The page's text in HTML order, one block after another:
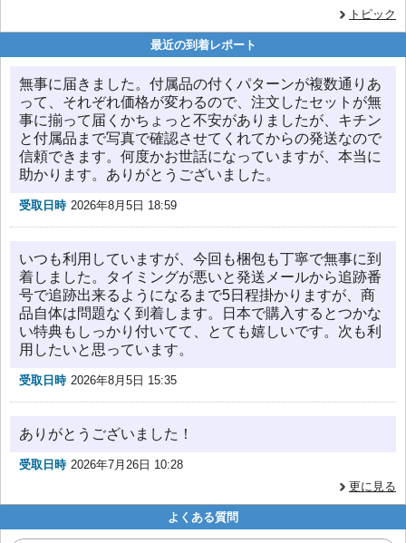
トピック
最近の到着レポート
無事に届きました。付属品の付くパターンが複数通りあ
って、それぞれ価格が変わるので、注文したセットが無
事に揃って届くかちょっと不安がありましたが、キチン
と付属品まで写真で確認させてくれてからの発送なので
信頼できます。何度かお世話になっていますが、本当に
助かります。ありがとうございました。
受取日時 2026年8月5日 18:59
いつも利用していますが、今回も梱包も丁寧で無事に到
着しました。タイミングが悪いと発送メールから追跡番
号で追跡出来るようになるまで5日程掛かりますが、商
品自体は問題なく到着します。日本で購入するとつかな
い特典もしっかり付いてて、とても嬉しいです。次も利
用したいと思っています。
受取日時 2026年8月5日 15:35
ありがとうございました！
受取日時 2026年7月26日 10:28
更に見る
よくある質問